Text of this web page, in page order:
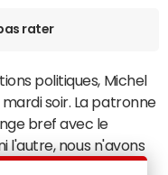
rater
politiques, Michel
soir. La patronne
bref avec le
l'autre, nous n'avons
au